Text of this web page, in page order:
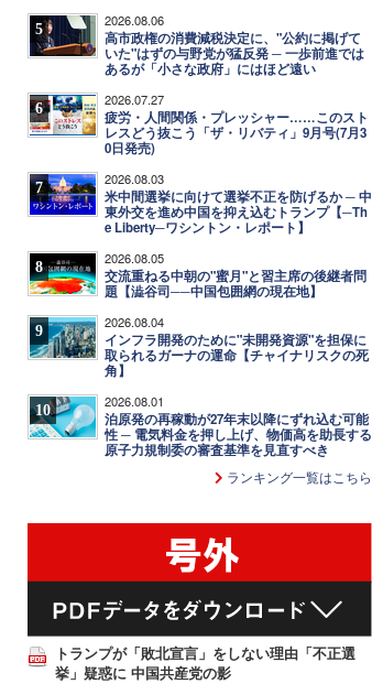
5 2026.08.06
高市政権の消費減税決定に、"公約に掲げて
いた"はずの与野党が猛反発 ─ 一歩前進では
あるが「小さな政府」にはほど遠い
6 2026.07.27
疲労・人間関係・プレッシャー……このスト
レスどう抜こう「ザ・リバティ」9月号(7月3
0日発売)
7 2026.08.03
米中間選挙に向けて選挙不正を防げるか ─ 中
東外交を進め中国を抑え込むトランプ【─Th
e Liberty─ワシントン・レポート】
8 2026.08.05
交流重ねる中朝の"蜜月"と習主席の後継者問
題【澁谷司──中国包囲網の現在地】
9 2026.08.04
インフラ開発のために"未開発資源"を担保に
取られるガーナの運命【チャイナリスクの死
角】
10 2026.08.01
泊原発の再稼動が27年末以降にずれ込む可能
性 ─ 電気料金を押し上げ、物価高を助長する
原子力規制委の審査基準を見直すべき
ランキング一覧はこちら
トランプが「敗北宣言」をしない理由「不正選
挙」疑惑に 中国共産党の影